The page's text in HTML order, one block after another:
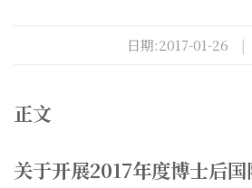
日期:2017-01-26 |
正文
关于开展2017年度博士后